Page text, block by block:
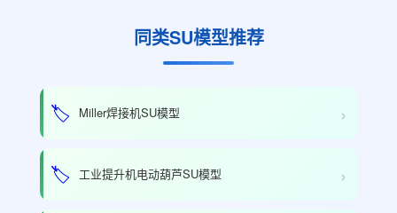
同类SU模型推荐
🏷️ Miller焊接机SU模型 ›
🏷️ 工业提升机电动葫芦SU模型 ›